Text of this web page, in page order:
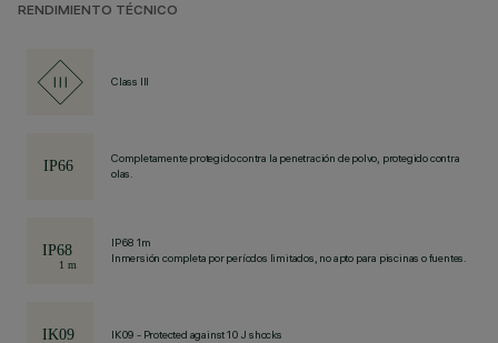
RENDIMIENTO TÉCNICO
Class III
Completamente protegido contra la penetración de polvo, protegido contra
olas.
IP68 1m
Inmersión completa por períodos limitados, no apto para piscinas o fuentes.
IK09 - Protected against 10 J shocks